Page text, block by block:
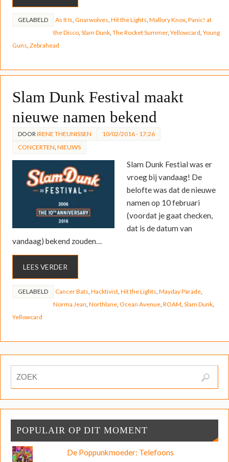
GELABELD As It Is Gnarwolves Hit the Lights Mallory Knox, Panic! at
the Disco, Slam Dunk, The Rocket Summer, Yellowcard Young
Guns Zebrahead
Slam Dunk Festival maakt
nieuwe namen bekend
DOOR IRENE THEUNISSEN
10/02/2016 - 17:26
CONCERTEN NIEUWS
Slam Dunk Festial was er
vroeg bij vandaag! De
belofte was dat de nieuwe
namen op 10 februari
(voordat je gaat checken,
dat is de datum van
vandaag) bekend zouden…
LEES VERDER
GELABELD Cancer Bats Hacktivist, Hit the Lights Mayday Parade,
Norma Jean Northlane, Ocean Avenue, ROAM Slam Dunk,
Yellowcard
POPULAIR OP DIT MOMENT
De Poppunkmoeder: Telefoons